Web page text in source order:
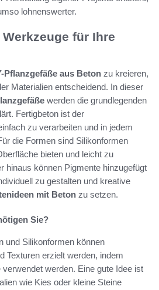
lohnenswerter.
für Ihre
Pflanzgefäße aus Beton zu kreieren,
Materialien entscheidend. In dieser
werden die grundlegenden
Fertigbeton ist der
zu verarbeiten und in jedem
die Formen sind Silikonformen
bieten und leicht zu
hinaus können Pigmente hinzugefügt
zu gestalten und kreative
mit Beton zu setzen.
Sie?
und Silikonformen können
Texturen erzielt werden, indem
werden. Eine gute Idee ist
wie Kies oder kleine Steine